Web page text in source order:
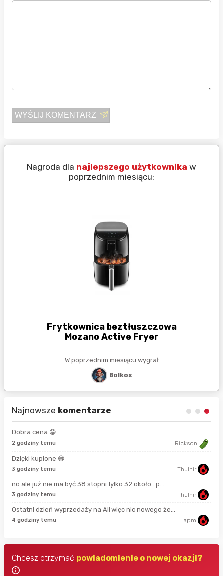
WYŚLIJ KOMENTARZ
Nagroda dla najlepszego użytkownika w
poprzednim miesiącu:
Frytkownica beztłuszczowa
Mozano Active Fryer
W poprzednim miesiącu wygrał
Bolkox
Najnowsze komentarze
Dobra cena 😁
2 godziny temu Rickson
Dzięki kupione 😁
3 godziny temu Thulnir
no ale już nie ma być 38 stopni tylko 32 około.. p...
3 godziny temu Thulnir
Ostatni dzień wyprzedaży na Ali więc nic nowego że...
4 godziny temu apm
Chcesz otrzymać powiadomienie o nowej okazji?